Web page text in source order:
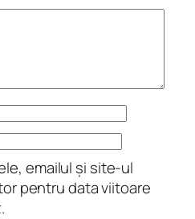
emailul și site-ul
pentru data viitoare